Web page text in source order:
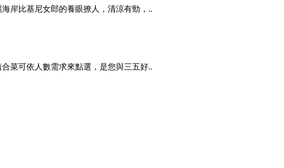
岸比基尼女郎的養眼撩人，清涼有勁，..
菜可依人數需求來點選，是您與三五好..